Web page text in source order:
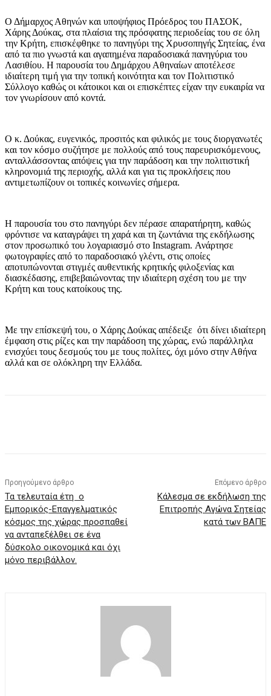
Ο Δήμαρχος Αθηνών και υποψήφιος Πρόεδρος του ΠΑΣΟΚ,
Χάρης Δούκας, στα πλαίσια της πρόσφατης περιοδείας του σε όλη
την Κρήτη, επισκέφθηκε το πανηγύρι της Χρυσοπηγής Σητείας, ένα
από τα πιο γνωστά και αγαπημένα παραδοσιακά πανηγύρια του
Λασιθίου. Η παρουσία του Δημάρχου Αθηναίων αποτέλεσε
ιδιαίτερη τιμή για την τοπική κοινότητα και τον Πολιτιστικό
Σύλλογο καθώς οι κάτοικοι και οι επισκέπτες είχαν την ευκαιρία να
τον γνωρίσουν από κοντά.
Ο κ. Δούκας, ευγενικός, προσιτός και φιλικός με τους διοργανωτές
και τον κόσμο συζήτησε με πολλούς από τους παρευρισκόμενους,
ανταλλάσσοντας απόψεις για την παράδοση και την πολιτιστική
κληρονομιά της περιοχής, αλλά και για τις προκλήσεις που
αντιμετωπίζουν οι τοπικές κοινωνίες σήμερα.
Η παρουσία του στο πανηγύρι δεν πέρασε απαρατήρητη, καθώς
φρόντισε να καταγράψει τη χαρά και τη ζωντάνια της εκδήλωσης
στον προσωπικό του λογαριασμό στο Instagram. Ανάρτησε
φωτογραφίες από το παραδοσιακό γλέντι, στις οποίες
αποτυπώνονται στιγμές αυθεντικής κρητικής φιλοξενίας και
διασκέδασης, επιβεβαιώνοντας την ιδιαίτερη σχέση του με την
Κρήτη και τους κατοίκους της.
Με την επίσκεψή του, ο Χάρης Δούκας απέδειξε ότι δίνει ιδιαίτερη
έμφαση στις ρίζες και την παράδοση της χώρας, ενώ παράλληλα
ενισχύει τους δεσμούς του με τους πολίτες, όχι μόνο στην Αθήνα
αλλά και σε ολόκληρη την Ελλάδα.
Προηγούμενο άρθρο
Τα τελευταία έτη ο
Εμπορικός-Επαγγελματικός
κόσμος της χώρας προσπαθεί
να ανταπεξέλθει σε ένα
δύσκολο οικονομικά και όχι
μόνο περιβάλλον.
Επόμενο άρθρο
Κάλεσμα σε εκδήλωση της
Επιτροπής Αγώνα Σητείας
κατά των ΒΑΠΕ